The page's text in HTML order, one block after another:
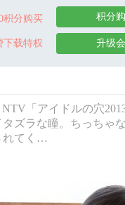
积分购买
下载特权
积分
升级
「アイドルの穴
ズラな瞳。ちっちゃ
れてく…